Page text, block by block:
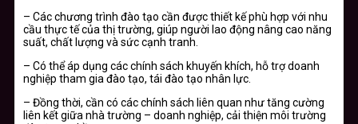
– Các chương trình đào tạo cần được thiết kế phù hợp với nhu
cầu thực tế của thị trường, giúp người lao động nâng cao năng
suất, chất lượng và sức cạnh tranh.
– Có thể áp dụng các chính sách khuyến khích, hỗ trợ doanh
nghiệp tham gia đào tạo, tái đào tạo nhân lực.
– Đồng thời, cần có các chính sách liên quan như tăng cường
liên kết giữa nhà trường – doanh nghiệp, cải thiện môi trường